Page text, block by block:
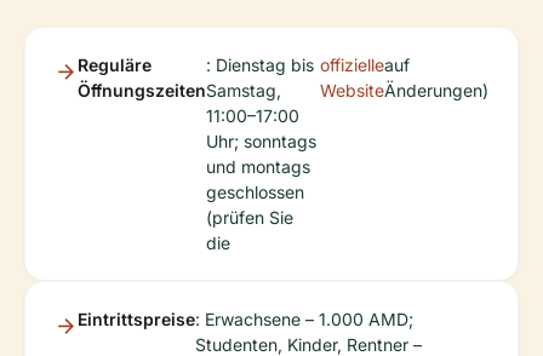
Reguläre
Öffnungszeiten
: Dienstag bis
Samstag,
11:00–17:00
Uhr; sonntags
und montags
geschlossen
(prüfen Sie
die
offizielle
Website
auf
Änderungen)
Eintrittspreise: Erwachsene – 1.000 AMD;
Studenten, Kinder, Rentner –